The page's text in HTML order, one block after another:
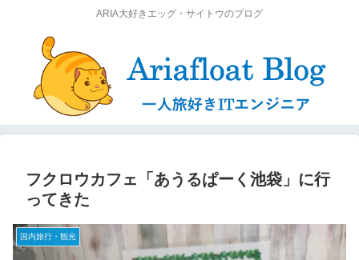
ARIA大好きエッグ・サイトウのブログ
フクロウカフェ「あうるぱーく池袋」に行
ってきた
国内旅行・観光